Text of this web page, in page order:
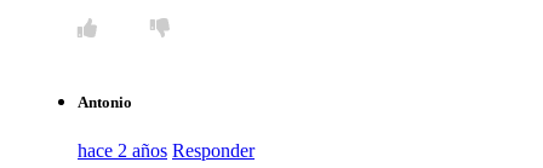
Antonio
hace 2 años Responder